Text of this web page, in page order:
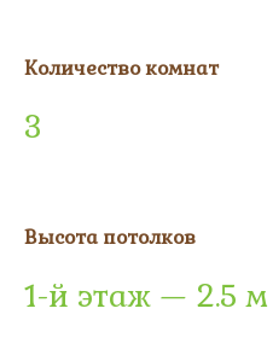
Количество комнат
3
Высота потолков
1-й этаж — 2.5 м